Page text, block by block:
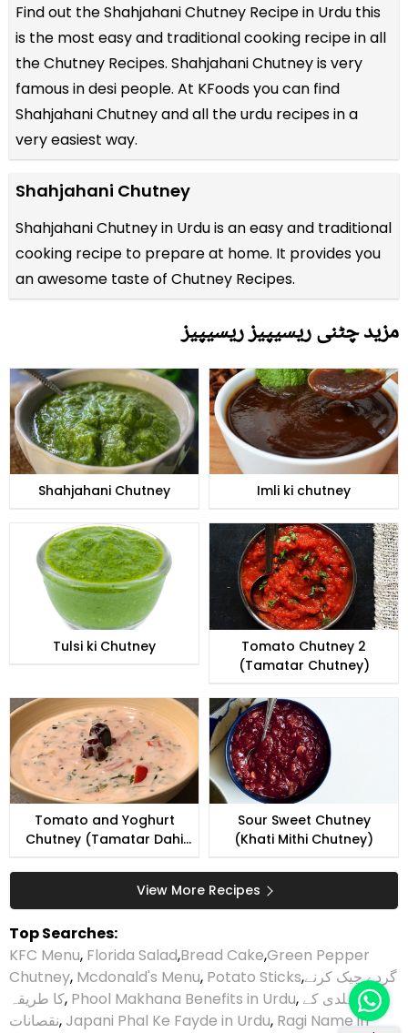
Find out theShahjahani Chutney Recipe in Urdu this
is the most easy and traditional cooking recipe in all
theChutney Recipes. Shahjahani Chutney is very
famous in desi people. At KFoods you can find
Shahjahani Chutney and all theurdu recipesin a
very easiest way.
Shahjahani Chutney
Shahjahani Chutney in Urdu is an easy and traditional
cooking recipe to prepare at home. It provides you
an awesome taste of Chutney Recipes.
مزید چٹنی ریسیپیز ریسیپیز
Shahjahani Chutney Imli ki chutney
Tulsi ki Chutney
Tomato Chutney 2
(Tamatar Chutney)
Tomato and Yoghurt
Chutney (Tamatar Dahi
Sour Sweet Chutney
(Khati Mithi Chutney)
View More Recipes
Top Searches:
KFC Menu, Florida Salad,Bread Cake,Green Pepper
Chutney, Mcdonald's Menu, Potato Sticks,گردے چیک کرنے
کا طریقہ, Phool Makhana Benefits in Urdu, ہلدی کے
نقصانات,Japani Phal Ke Fayde in Urdu, Ragi Name in